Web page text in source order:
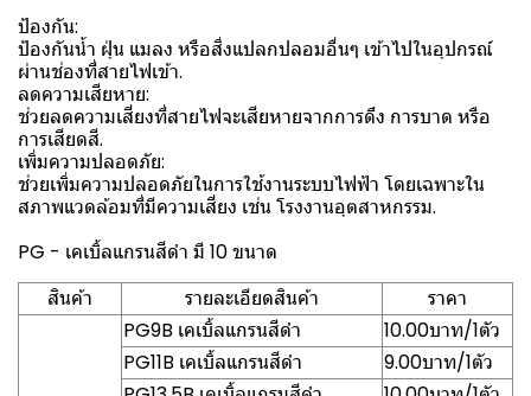
ป้องกัน:
ป้องกันน้ำ ฝุ่น แมลง หรือสิ่งแปลกปลอมอื่นๆ เข้าไปในอุปกรณ์
ผ่านช่องที่สายไฟเข้า.
ลดความเสียหาย:
ช่วยลดความเสี่ยงที่สายไฟจะเสียหายจากการดึง การบาด หรือ
การเสียดสี.
เพิ่มความปลอดภัย:
ช่วยเพิ่มความปลอดภัยในการใช้งานระบบไฟฟ้า โดยเฉพาะใน
สภาพแวดล้อมที่มีความเสี่ยง เช่น โรงงานอุตสาหกรรม.
PG - เคเบิ้ลแกรนสีดำ มี 10 ขนาด
สินค้า
รายละเอียดสินค้า
ราคา
PG9B เคเบิ้ลแกรนสีดำ
10.00บาท/1ตัว
PG11B เคเบิ้ลแกรนสีดำ
9.00บาท/1ตัว